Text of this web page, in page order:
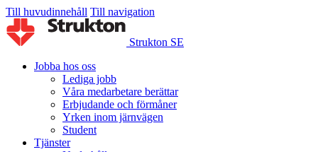
Till huvudinnehåll Till navigation
Strukton SE
Jobba hos oss
Lediga jobb
Våra medarbetare berättar
Erbjudande och förmåner
Yrken inom järnvägen
Student
Tjänster